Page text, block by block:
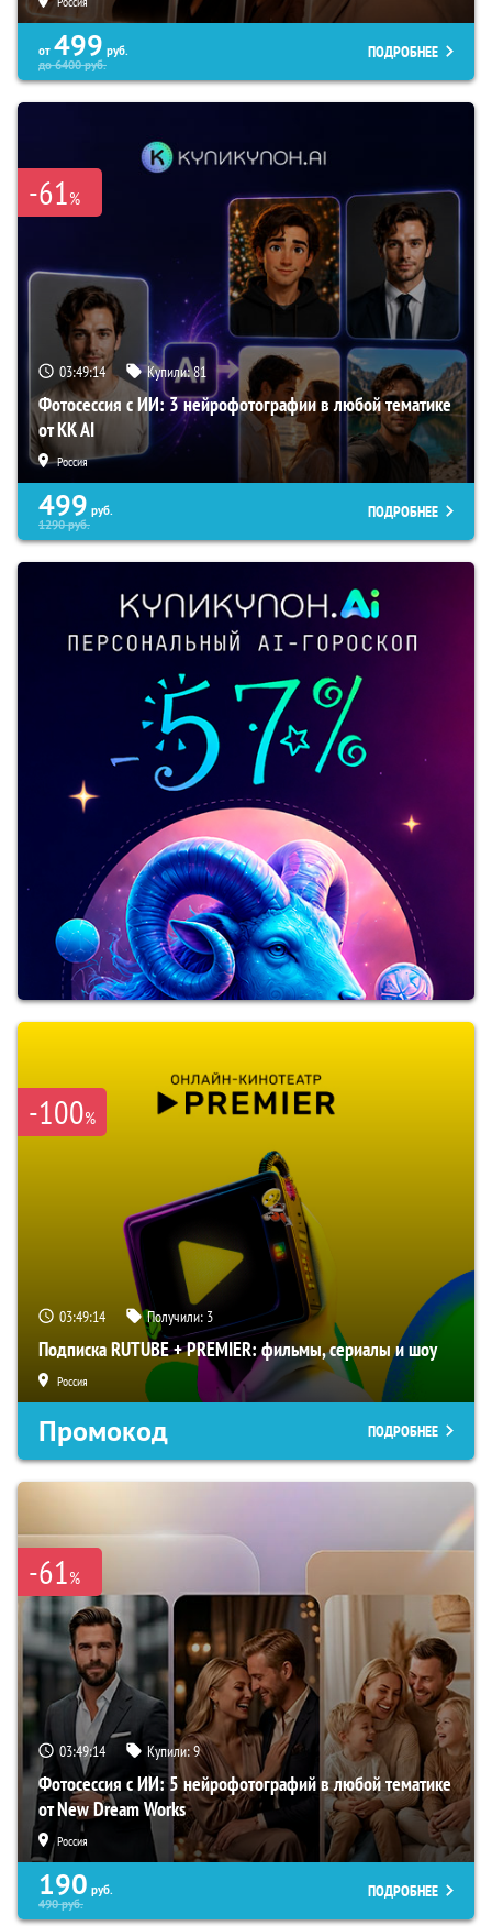
от 499 руб.
до6400руб.
ПОДРОБНЕЕ
-61%
03:49:13 Купили:81
Фотосессия с ИИ: 3 нейрофотографии в любой тематике
от KK AI
Россия
499 руб.
1290руб.
ПОДРОБНЕЕ
-100%
03:49:13 Получили: 3
Подписка RUTUBE + PREMIER: фильмы, сериалы и шоу
Россия
Промокод ПОДРОБНЕЕ
-61%
03:49:13 Купили:9
Фотосессия с ИИ: 5 нейрофотографий в любой тематике
от New Dream Works
Россия
190 руб.
490руб.
ПОДРОБНЕЕ